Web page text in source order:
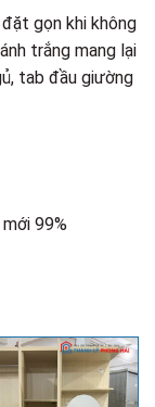
gọn khi không
trắng mang lại
tab đầu giường
99%